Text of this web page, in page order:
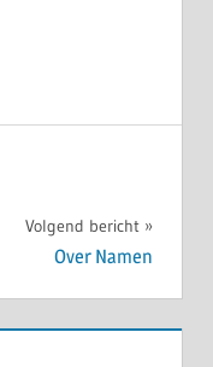
Volgend bericht
Over Namen